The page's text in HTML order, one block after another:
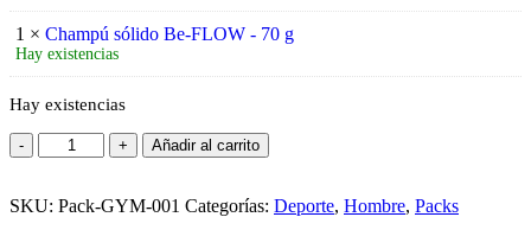
1 × Champú sólido Be-FLOW - 70 g
Hay existencias
Hay existencias
Pack
Gimnasio
Añadir al carrito
SKU: Pack-GYM-001 Categorías: Deporte, Hombre, Packs